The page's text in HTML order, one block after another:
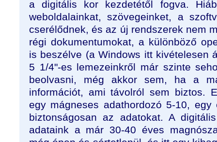
a digitális kor kezdetétől fogva.
weboldalainkat, szövegeinket, a
cserélődnek, és az új rendszerek nem
régi dokumentumokat, a különböző
is beszélve (a Windows itt kivételesen
5 1/4"-es lemezeinkről már szinte
beolvasni, még akkor sem, ha a
információt, ami távolról sem biztos.
egy mágneses adathordozó 5-10,
biztonságosan az adatokat. A
adataink a már 30-40 éves